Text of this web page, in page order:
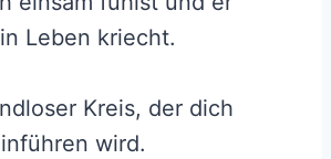
Leben kriecht.
Kreis, der dich
wird.